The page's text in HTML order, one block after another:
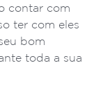
contar com
ter com eles
bom
toda a sua